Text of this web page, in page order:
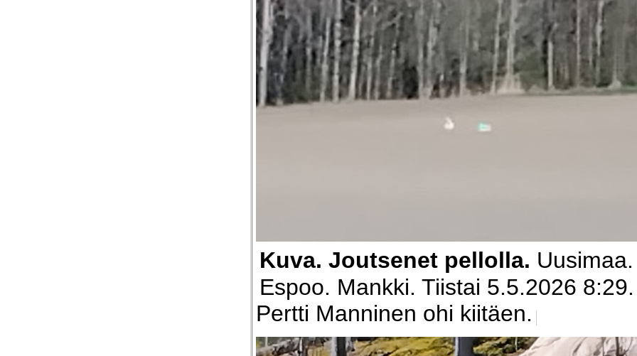
Kuva. Joutsenet pellolla. Uusimaa.
Espoo. Mankki. Tiistai 5.5.2026
Pertti Manninen ohi kiitäen.